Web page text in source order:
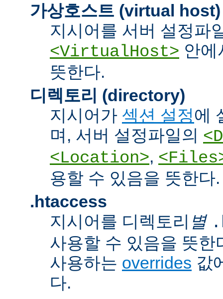
가상호스트 (virtual host)
지시어를 서버 설정파
<VirtualHost> 안에
뜻한다.
디렉토리 (directory)
지시어가 섹션 설정에
며, 서버 설정파일의
<Location>,
용할 수 있음을 뜻한다.
.htaccess
지시어를 디렉토리 별
사용할 수 있음을 뜻한
사용하는 overrides 값
다.